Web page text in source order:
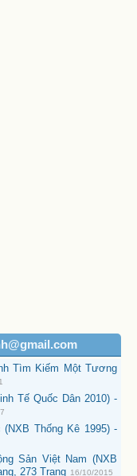
Tìm Kiếm Một Tương
Tế Quốc Dân 2010) -
Thống Kê 1995) -
Sản Việt Nam (NXB
273 Trang 16/10/2015